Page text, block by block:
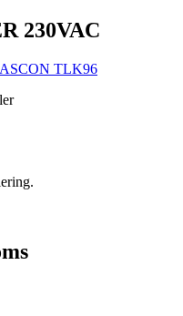
230VAC
ASCON TLK96